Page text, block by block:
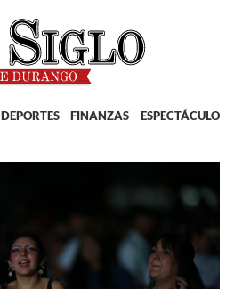
DEPORTES FINANZAS ESPECTÁCULOS